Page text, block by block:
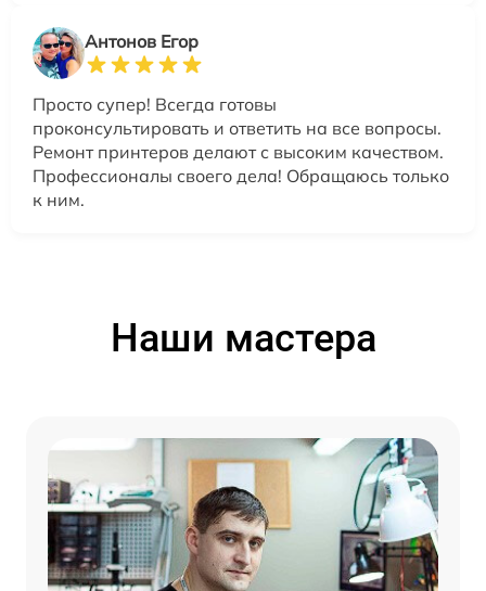
Антонов Егор
Просто супер! Всегда готовы
проконсультировать и ответить на все вопросы.
Ремонт принтеров делают с высоким качеством.
Профессионалы своего дела! Обращаюсь только
к ним.
Наши мастера